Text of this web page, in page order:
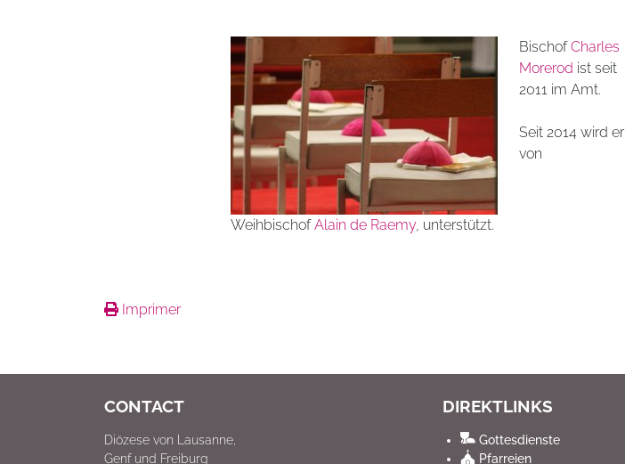
BischofCharles
Morerod ist seit
2011 im Amt.
Seit 2014 wird er
von
WeihbischofAlain de Raemy, unterstützt.
Imprimer
CONTACT
Diözese von Lausanne,
Genf und Freiburg
DIREKTLINKS
Gottesdienste
Pfarreien